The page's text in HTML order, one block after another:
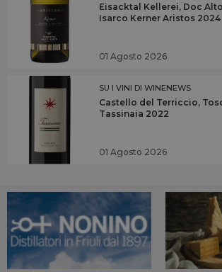
Eisacktal Kellerei, Doc
Isarco Kerner Aristos 2024
01 Agosto 2026
SU I VINI DI WINENEWS
Castello del Terriccio,
Tassinaia 2022
01 Agosto 2026